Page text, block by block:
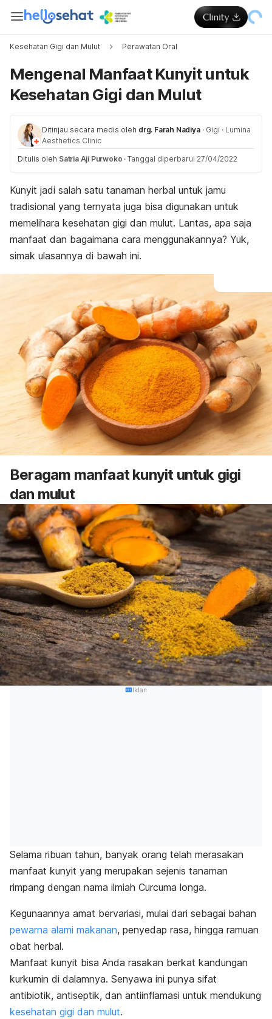
Kesehatan Gigi dan Mulut Perawatan Oral
Mengenal Manfaat Kunyit untuk
Kesehatan Gigi dan Mulut
Ditinjau secara medis oleh drg. Farah Nadiya · Gigi · Lumina
Aesthetics Clinic
Ditulis oleh Satria Aji Purwoko · Tanggal diperbarui 27/04/2022
Kunyit jadi salah satu tanaman herbal untuk jamu
tradisional yang ternyata juga bisa digunakan untuk
memelihara kesehatan gigi dan mulut. Lantas, apa saja
manfaat dan bagaimana cara menggunakannya? Yuk,
simak ulasannya di bawah ini.
Beragam manfaat kunyit untuk gigi
dan mulut
Iklan
Selama ribuan tahun, banyak orang telah merasakan
manfaat kunyit yang merupakan sejenis tanaman
rimpang dengan nama ilmiah Curcuma longa.
Kegunaannya amat bervariasi, mulai dari sebagai bahan
pewarna alami makanan, penyedap rasa, hingga ramuan
obat herbal.
Manfaat kunyit bisa Anda rasakan berkat kandungan
kurkumin di dalamnya. Senyawa ini punya sifat
antibiotik, antiseptik, dan antiinflamasi untuk mendukung
kesehatan gigi dan mulut.